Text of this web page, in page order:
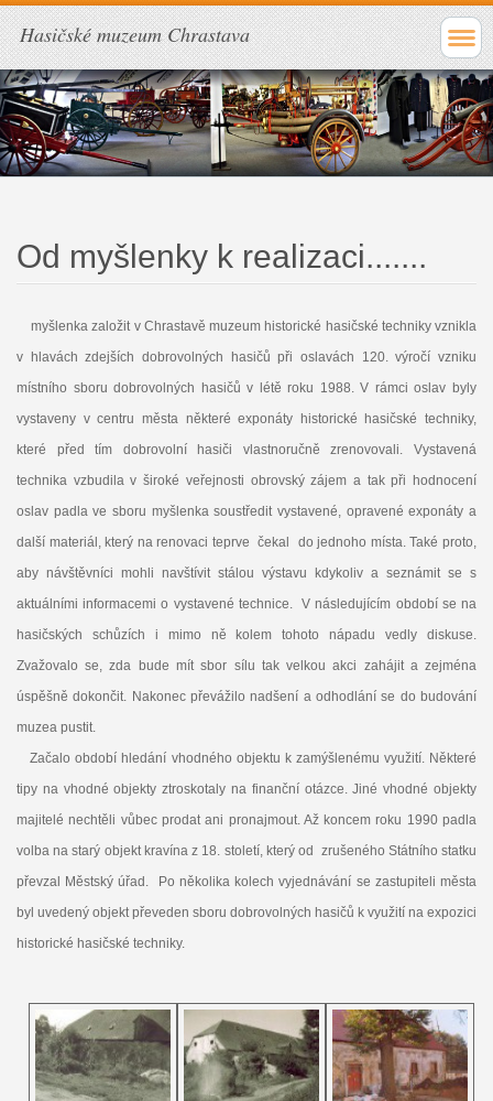
Hasičské muzeum Chrastava
Od myšlenky k realizaci.......
myšlenka založit v Chrastavě muzeum historické hasičské techniky vznikla
v hlavách zdejších dobrovolných hasičů při oslavách 120. výročí vzniku
místního sboru dobrovolných hasičů v létě roku 1988. V rámci oslav byly
vystaveny v centru města některé exponáty historické hasičské techniky,
které před tím dobrovolní hasiči vlastnoručně zrenovovali. Vystavená
technika vzbudila v široké veřejnosti obrovský zájem a tak při hodnocení
oslav padla ve sboru myšlenka soustředit vystavené, opravené exponáty a
další materiál, který na renovaci teprve čekal do jednoho místa. Také proto,
aby návštěvníci mohli navštívit stálou výstavu kdykoliv a seznámit se s
aktuálními informacemi o vystavené technice. V následujícím období se na
hasičských schůzích i mimo ně kolem tohoto nápadu vedly diskuse.
Zvažovalo se, zda bude mít sbor sílu tak velkou akci zahájit a zejména
úspěšně dokončit. Nakonec převážilo nadšení a odhodlání se do budování
muzea pustit.
Začalo období hledání vhodného objektu k zamýšlenému využití. Některé
tipy na vhodné objekty ztroskotaly na finanční otázce. Jiné vhodné objekty
majitelé nechtěli vůbec prodat ani pronajmout. Až koncem roku 1990 padla
volba na starý objekt kravína z 18. století, který od zrušeného Státního statku
převzal Městský úřad. Po několika kolech vyjednávání se zastupiteli města
byl uvedený objekt převeden sboru dobrovolných hasičů k využití na expozici
historické hasičské techniky.